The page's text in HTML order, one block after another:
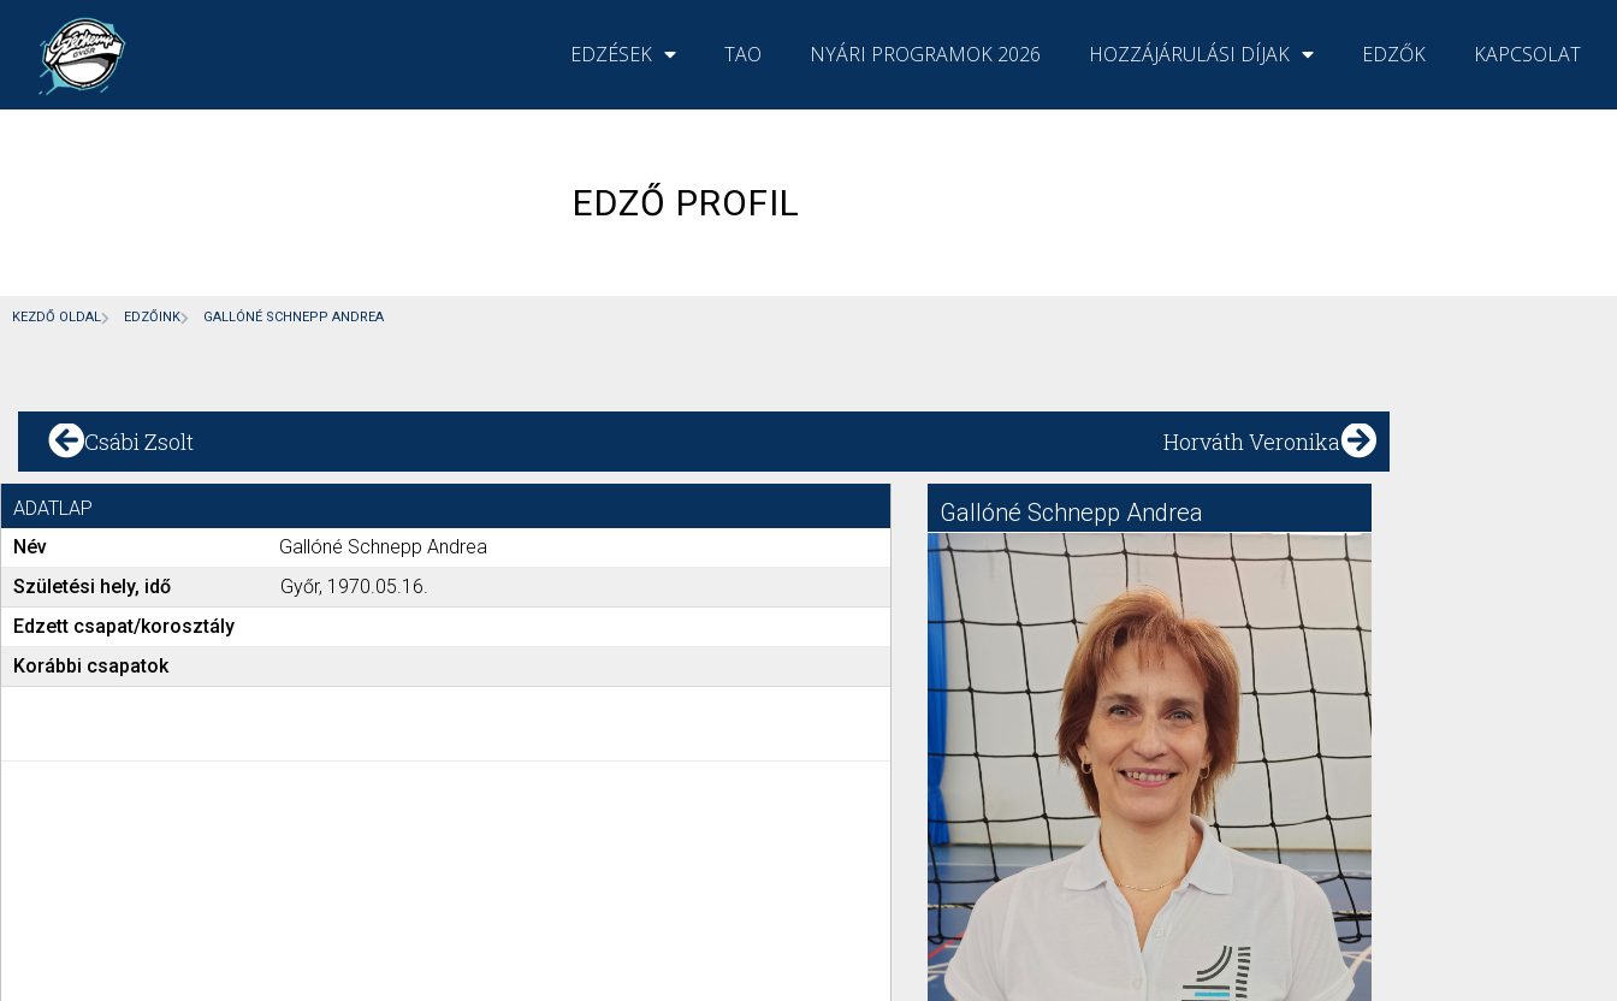
EDZÉSEK TAO NYÁRI PROGRAMOK 2026 HOZZÁJÁRULÁSI DÍJAK EDZŐK KAPCSOLAT
EDZŐ PROFIL
KEZDŐ OLDAL EDZŐINK GALLÓNÉ SCHNEPP ANDREA
Csábi Zsolt Horváth Veronika
ADATLAP
Név
Gallóné Schnepp Andrea
Születési hely, idő
Győr, 1970.05.16.
Edzett csapat/korosztály
Korábbi csapatok
Gallóné Schnepp Andrea